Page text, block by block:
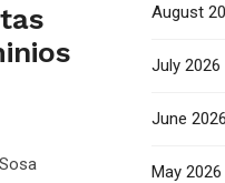
August
July 2026
June 2026
May 2026